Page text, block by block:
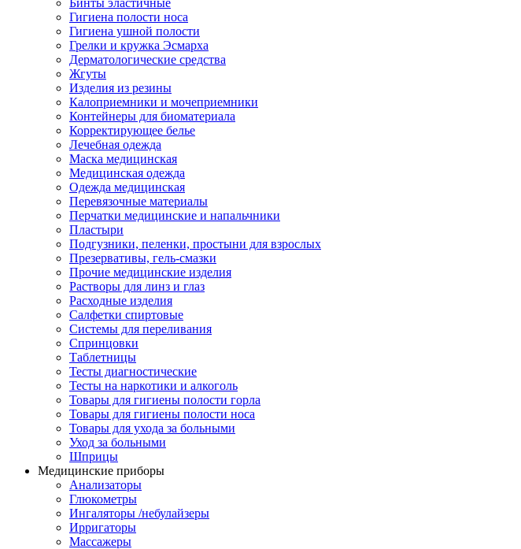
Бинты эластичные
Гигиена полости носа
Гигиена ушной полости
Грелки и кружка Эсмарха
Дерматологические средства
Жгуты
Изделия из резины
Калоприемники и мочеприемники
Контейнеры для биоматериала
Корректирующее белье
Лечебная одежда
Маска медицинская
Медицинская одежда
Одежда медицинская
Перевязочные материалы
Перчатки медицинские и напальчники
Пластыри
Подгузники, пеленки, простыни для взрослых
Презервативы, гель-смазки
Прочие медицинские изделия
Растворы для линз и глаз
Расходные изделия
Салфетки спиртовые
Системы для переливания
Спринцовки
Таблетницы
Тесты диагностические
Тесты на наркотики и алкоголь
Товары для гигиены полости горла
Товары для гигиены полости носа
Товары для ухода за больными
Уход за больными
Шприцы
Медицинские приборы
Анализаторы
Глюкометры
Ингаляторы /небулайзеры
Ирригаторы
Массажеры